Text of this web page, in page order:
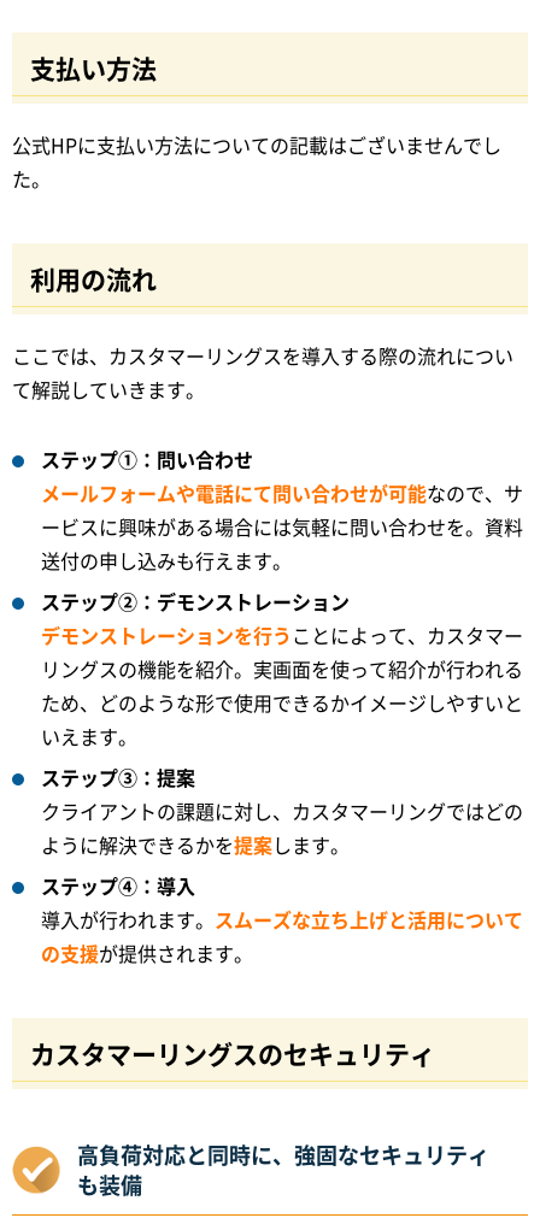
支払い方法
公式HPに支払い方法についての記載はございませんでし
た。
利用の流れ
ここでは、カスタマーリングスを導入する際の流れについ
て解説していきます。
ステップ①：問い合わせ
メールフォームや電話にて問い合わせが可能なので、サ
ービスに興味がある場合には気軽に問い合わせを。資料
送付の申し込みも行えます。
ステップ②：デモンストレーション
デモンストレーションを行うことによって、カスタマー
リングスの機能を紹介。実画面を使って紹介が行われる
ため、どのような形で使用できるかイメージしやすいと
いえます。
ステップ③：提案
クライアントの課題に対し、カスタマーリングではどの
ように解決できるかを提案します。
ステップ④：導入
導入が行われます。 スムーズな立ち上げと活用について
の支援が提供されます。
カスタマーリングスのセキュリティ
高負荷対応と同時に、強固なセキュリティ
も装備